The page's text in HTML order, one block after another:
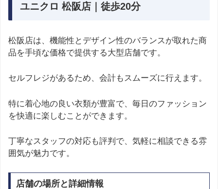
ユニクロ 松阪店｜徒歩20分
松阪店は、機能性とデザイン性のバランスが取れた商
品を手頃な価格で提供する大型店舗です。
セルフレジがあるため、会計もスムーズに行えます。
特に着心地の良い衣類が豊富で、毎日のファッション
を快適に楽しむことができます。
丁寧なスタッフの対応も評判で、気軽に相談できる雰
囲気が魅力です。
店舗の場所と詳細情報